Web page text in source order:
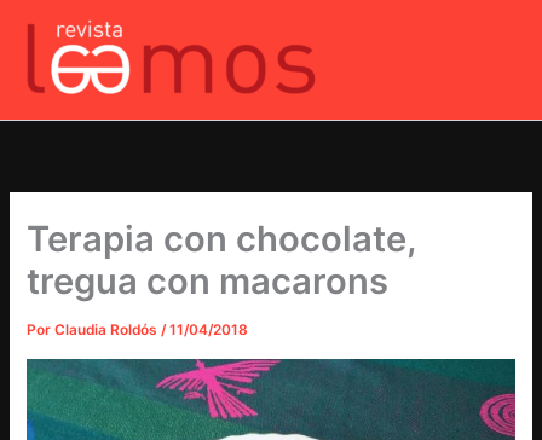
contenido
Terapia con chocolate,
tregua con macarons
PorClaudia Roldós/11/04/2018